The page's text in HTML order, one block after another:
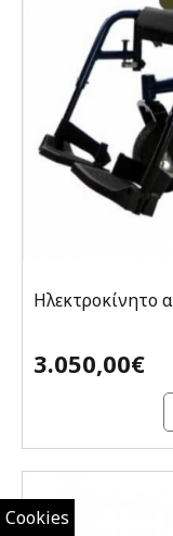
Cookies
Ηλεκτροκίνητο
3.050,00€